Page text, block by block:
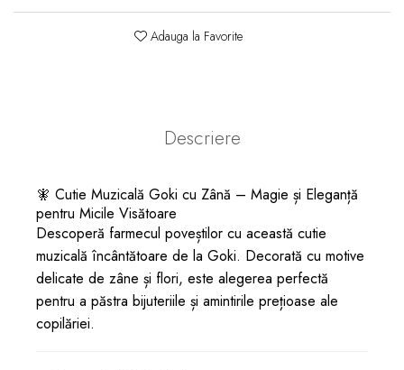
Adauga la Favorite
Descriere
🧚 Cutie Muzicală Goki cu Zână – Magie și Eleganță
pentru Micile Visătoare
Descoperă farmecul poveștilor cu această cutie
muzicală încântătoare de la Goki. Decorată cu motive
delicate de zâne și flori, este alegerea perfectă
pentru a păstra bijuteriile și amintirile prețioase ale
copilăriei.